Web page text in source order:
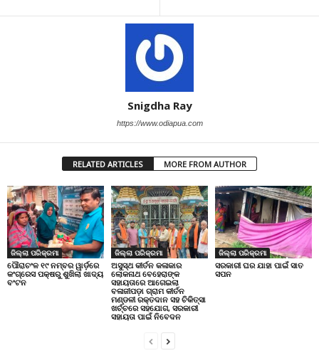
Snigdha Ray
https://www.odiapua.com
RELATED ARTICLES MORE FROM AUTHOR
ଜିଲ୍ଲା ପରିକ୍ରମା
ପୌରାଚଂଳ ୧୯ ନମ୍ବର ୱାର୍ଡ଼ରେ
କଂଗ୍ରେସ ପକ୍ଷରୁ ଶୁଖିଲା ଖାଦ୍ୟ
ବଂଟନ
ଜିଲ୍ଲା ପରିକ୍ରମା
ଅସୁସ୍ଥ କୀର୍ତନ କଳାକାର
ଲୋକନାଥ ବେହେରାଙ୍କ
ସହାୟତାରେ ଆଗେଇଲା
ବଳାଜୀପଡ଼ା ଗ୍ରାମ କୀର୍ତନ
ମଣ୍ଡଳୀ ରକ୍ତଦାନ ସହ ଚିକିତ୍ସା
ଖର୍ଚ୍ଚରେ ସହଯୋଗ, ସରକାରୀ
ସହାୟତା ପାଇଁ ନିବେଦନ
ଜିଲ୍ଲା ପରିକ୍ରମା
ସରକାରୀ ଘର ଯାହା ପାଇଁ ସାତ
ସପନ